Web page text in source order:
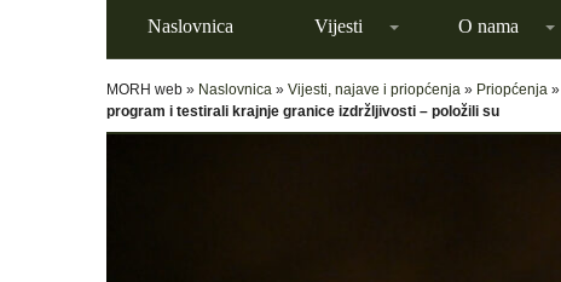
Naslovnica Vijesti O nama
MORH web » Naslovnica » Vijesti, najave i priopćenja » Priopćenja »
program i testirali krajnje granice izdržljivosti – položili su